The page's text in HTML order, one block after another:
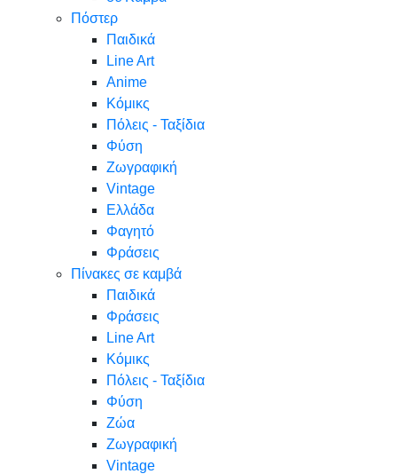
Πόστερ
Παιδικά
Line Art
Anime
Κόμικς
Πόλεις - Ταξίδια
Φύση
Ζωγραφική
Vintage
Ελλάδα
Φαγητό
Φράσεις
Πίνακες σε καμβά
Παιδικά
Φράσεις
Line Art
Κόμικς
Πόλεις - Ταξίδια
Φύση
Ζώα
Ζωγραφική
Vintage